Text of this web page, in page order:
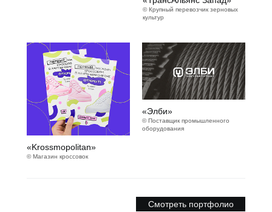
© Крупный перевозчик зерновых
культур
«Элби»
© Поставщик промышленного
оборудования
«Krossmopolitan»
© Магазин кроссовок
Смотреть портфолио